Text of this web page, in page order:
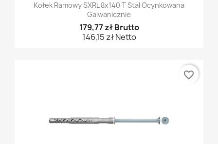
Kołek Ramowy SXRL 8x140 T Stal Ocynkowana
Galwanicznie
179,77 zł Brutto
146,15 zł Netto
favorite_border